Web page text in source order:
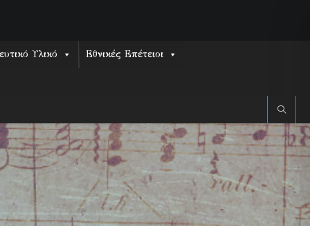
Υλικό Εθνικές Επέτειοι